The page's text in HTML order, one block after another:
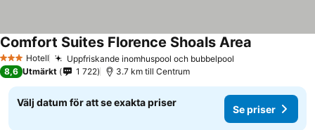
3 StjärnorHotell Uppfriskande inomhuspool och bubbelpool
Comfort Suites Florence Shoals Area
8,6 Utmärkt 1 722 3.7 km till Centrum
Välj datum för att se exakta priser
Se priser